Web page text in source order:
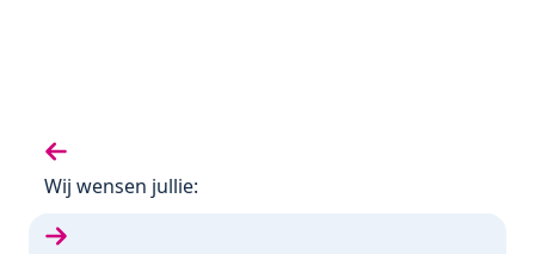
Vorige gedicht:
Wij wensen jullie: